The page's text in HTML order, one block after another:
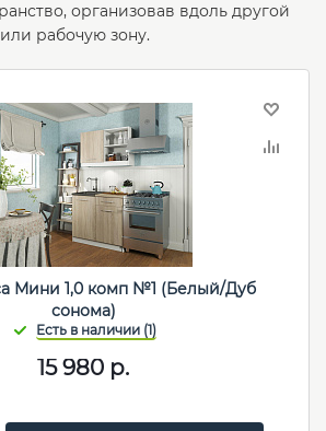
организовав вдоль другой
рабочую зону.
Мини 1,0 комп №1 (Белый/Дуб
сонома)
15 980 р.